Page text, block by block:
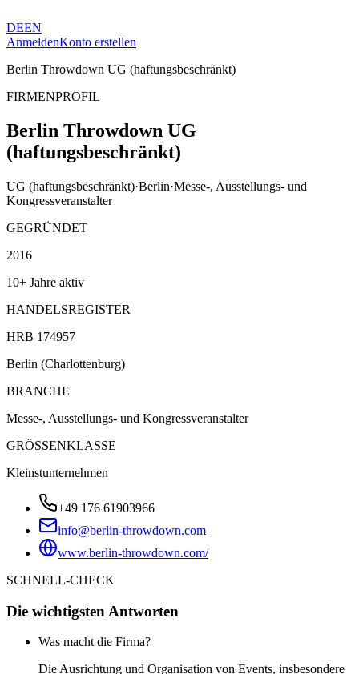
DEEN
AnmeldenKonto erstellen
Berlin Throwdown UG (haftungsbeschränkt)
FIRMENPROFIL
Berlin Throwdown UG
(haftungsbeschränkt)
UG (haftungsbeschränkt)·Berlin·Messe-, Ausstellungs- und
Kongressveranstalter
GEGRÜNDET
2016
10+ Jahre aktiv
HANDELSREGISTER
HRB 174957
Berlin (Charlottenburg)
BRANCHE
Messe-, Ausstellungs- und Kongressveranstalter
GRÖSSENKLASSE
Kleinstunternehmen
+49 176 61903966
info@berlin-throwdown.com
www.berlin-throwdown.com/
SCHNELL-CHECK
Die wichtigsten Antworten
Was macht die Firma?
Die Ausrichtung und Organisation von Events, insbesondere